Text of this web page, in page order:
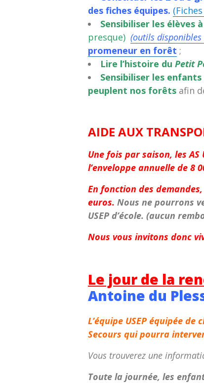
des fiches équipes.
Sensibiliser les élèves
presque) (outils disponibles
promeneur en forêt ;
Lire l’histoire du Petit
Sensibiliser les
peuplent nos forêts afin
AIDE AUX
Une fois par saison, les
l’enveloppe annuelle de 8
En fonction des
euros. Nous ne pourrons
USEP d’école. (aucun
Nous vous invitons donc
Le jour de la
Antoine du
L’équipe USEP équipée de
Secours qui pourra
Vous trouverez une
Toute la journée, les